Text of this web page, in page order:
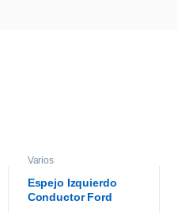
Varios
Espejo Izquierdo
Conductor Ford